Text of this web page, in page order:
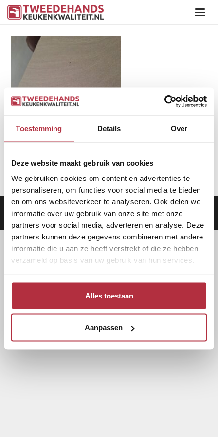
Toestemming Details Over
Deze website maakt gebruik van cookies
We gebruiken cookies om content en advertenties te
personaliseren, om functies voor social media te bieden
en om ons websiteverkeer te analyseren. Ook delen we
informatie over uw gebruik van onze site met onze
partners voor social media, adverteren en analyse. Deze
partners kunnen deze gegevens combineren met andere
informatie die u aan ze heeft verstrekt of die ze hebben
verzameld op basis van uw gebruik van hun services.
Alles toestaan
Aanpassen
Aanbod| Keukens |Levering|Garantie|Privacy Beleid